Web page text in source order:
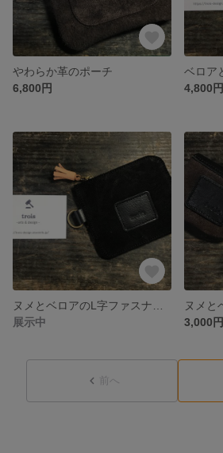
やわらか革のポーチ
6,800円
4,800円
展示中
3,000円
前へ